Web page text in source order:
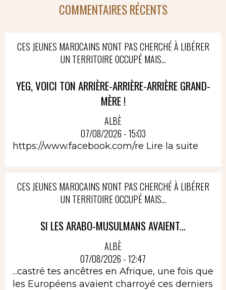
COMMENTAIRES RÉCENTS
CES JEUNES MAROCAINS N'ONT PAS CHERCHÉ À LIBÉRER
UN TERRITOIRE OCCUPÉ MAIS...
YEG, VOICI TON ARRIÈRE-ARRIÈRE-ARRIÈRE GRAND-
MÈRE !
ALBÈ
07/08/2026 - 15:03
https://www.facebook.com/re Lire la suite
CES JEUNES MAROCAINS N'ONT PAS CHERCHÉ À LIBÉRER
UN TERRITOIRE OCCUPÉ MAIS...
SI LES ARABO-MUSULMANS AVAIENT...
ALBÈ
07/08/2026 - 12:47
...castré tes ancêtres en Afrique, une fois que
les Européens avaient charroyé ces derniers